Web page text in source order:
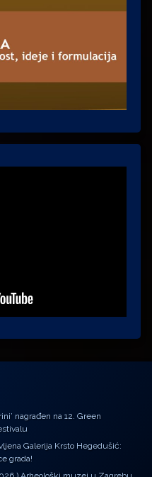
nagrađen na 12. Green
Galerija Krsto Hegedušić:
grada!